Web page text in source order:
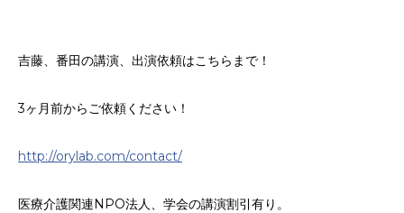
吉藤、番田の講演、出演依頼はこちらまで！
3ヶ月前からご依頼ください！
http://orylab.com/contact/
医療介護関連NPO法人、学会の講演割引有り。